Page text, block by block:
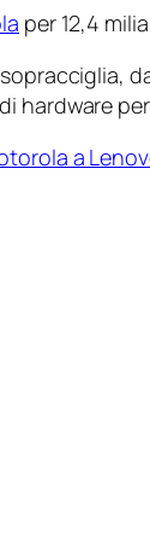
per 12,4
hardware
a